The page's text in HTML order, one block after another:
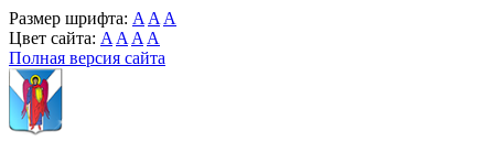
Размер шрифта: A A A
Цвет сайта: A A A A
Полная версия сайта